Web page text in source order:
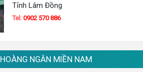
Tỉnh Lâm Đồng
Tel:0902 570 886
HOÀNG NGÂN MIỀN NAM